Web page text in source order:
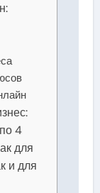
4
для
и для